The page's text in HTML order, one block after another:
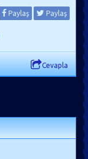
Paylaş Paylaş
Cevapla